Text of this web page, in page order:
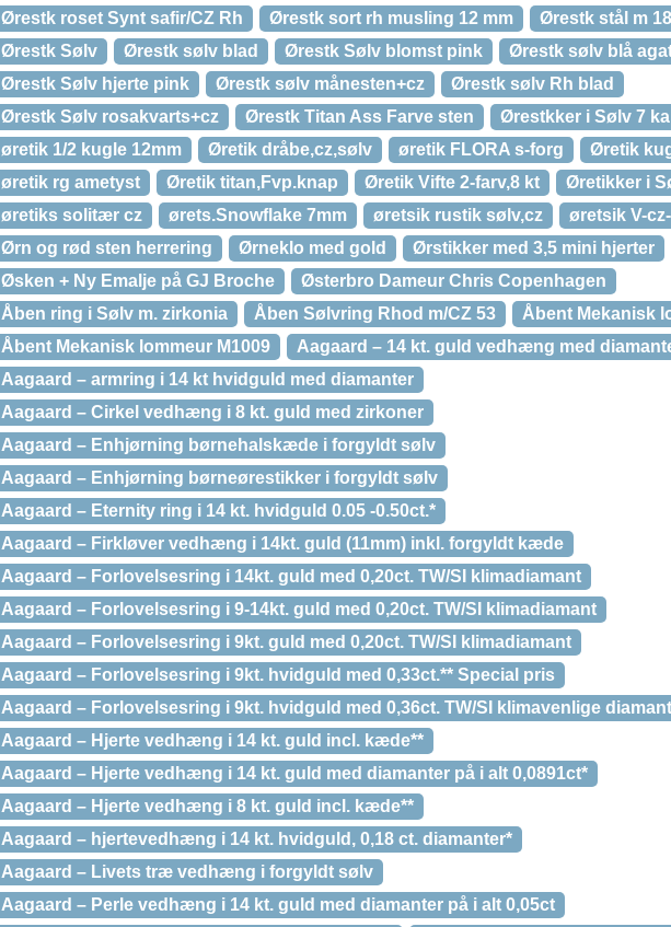
Ørestk roset Synt safir/CZ Rh
Ørestk sort rh musling 12 mm
Ørestk stål m
Ørestk Sølv
Ørestk sølv blad Ørestk Sølv blomst pink
Ørestk sølv blå
Ørestk Sølv hjerte pink
Ørestk sølv månesten+cz
Ørestk sølv Rh blad
Ørestk Sølv rosakvarts+cz
Ørestk Titan Ass Farve sten
Ørestkker i Sølv 7
øretik 1/2 kugle 12mm
Øretik dråbe,cz,sølv øretik FLORA s-forg
Øretik
øretik rg ametyst
Øretik titan,Fvp.knap Øretik Vifte 2-farv,8 kt
Øretikker i
øretiks solitær cz
ørets.Snowflake 7mm øretsik rustik sølv,cz
øretsik V-
Ørn og rød sten herrering
Ørneklo med gold
Ørstikker med 3,5 mini hjerter
Øsken + Ny Emalje på GJ Broche
Østerbro Dameur Chris Copenhagen
Åben ring i Sølv m. zirkonia
Åben Sølvring Rhod m/CZ 53
Åbent Mekanisk
Åbent Mekanisk lommeur M1009
Aagaard – 14 kt. guld vedhæng med
Aagaard – armring i 14 kt hvidguld med diamanter
Aagaard – Cirkel vedhæng i 8 kt. guld med zirkoner
Aagaard – Enhjørning børnehalskæde i forgyldt sølv
Aagaard – Enhjørning børneørestikker i forgyldt sølv
Aagaard – Eternity ring i 14 kt. hvidguld 0.05 -0.50ct.*
Aagaard – Firkløver vedhæng i 14kt. guld (11mm) inkl. forgyldt kæde
Aagaard – Forlovelsesring i 14kt. guld med 0,20ct. TW/SI klimadiamant
Aagaard – Forlovelsesring i 9-14kt. guld med 0,20ct. TW/SI klimadiamant
Aagaard – Forlovelsesring i 9kt. guld med 0,20ct. TW/SI klimadiamant
Aagaard – Forlovelsesring i 9kt. hvidguld med 0,33ct.** Special pris
Aagaard – Forlovelsesring i 9kt. hvidguld med 0,36ct. TW/SI klimavenlige
Aagaard – Hjerte vedhæng i 14 kt. guld incl. kæde**
Aagaard – Hjerte vedhæng i 14 kt. guld med diamanter på i alt 0,0891ct*
Aagaard – Hjerte vedhæng i 8 kt. guld incl. kæde**
Aagaard – hjertevedhæng i 14 kt. hvidguld, 0,18 ct. diamanter*
Aagaard – Livets træ vedhæng i forgyldt sølv
Aagaard – Perle vedhæng i 14 kt. guld med diamanter på i alt 0,05ct